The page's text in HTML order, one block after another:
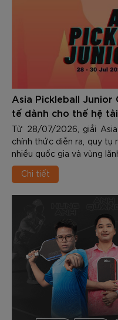
Asia Pickleball Junior
tế dành cho thế hệ
Từ 28/07/2026, giải
chính thức diễn ra, quy
nhiều quốc gia và vùng
Chi tiết